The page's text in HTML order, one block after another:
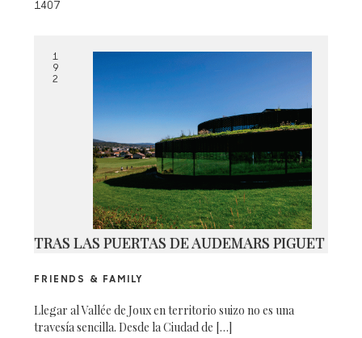
1407
1
9
2
TRAS LAS PUERTAS DE AUDEMARS PIGUET
FRIENDS & FAMILY
Llegar al Vallée de Joux en territorio suizo no es una
travesía sencilla. Desde la Ciudad de […]